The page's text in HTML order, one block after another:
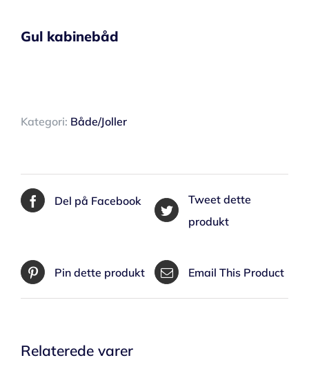
Gul kabinebåd
Kategori: Både/Joller
Del på Facebook
Tweet dette
produkt
Pin dette produkt Email This Product
Relaterede varer